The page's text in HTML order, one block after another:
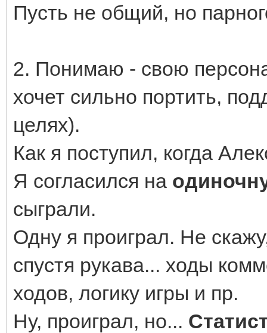
Пусть не общий, но
2. Понимаю - свою
хочет сильно портить,
целях).
Как я поступил, когда
Я согласился на
сыграли.
Одну я проиграл. Не
спустя рукава... ходы
ходов, логику игры и пр.
Ну, проиграл, но...